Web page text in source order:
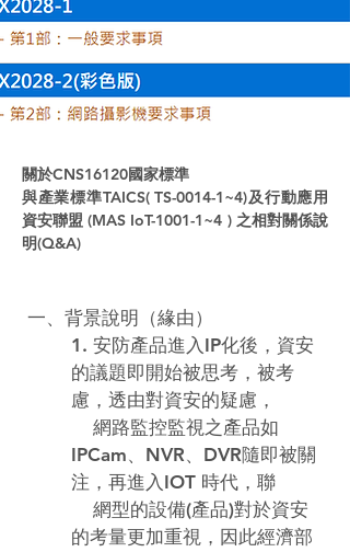
關於CNS16120國家標準
與產業標準TAICS( TS-0014-1~4)及行動應用
資安聯盟 (MAS IoT-1001-1~4 ) 之相對關係說
明(Q&A)
一、背景說明（緣由）
1. 安防產品進入IP化後，資安
的議題即開始被思考，被考
慮，透由對資安的疑慮，
IPCam、NVR、DVR隨即被關
注，再進入IOT 時代，聯
的考量更加重視，因此經濟部